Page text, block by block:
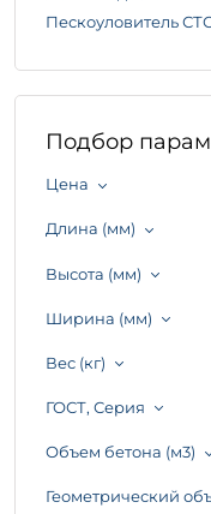
Пескоуловитель
Подбор
Цена
Длина (мм)
Высота (мм)
Ширина (мм)
Вес (кг)
ГОСТ, Серия
Объем бетона (м3)
Геометрический